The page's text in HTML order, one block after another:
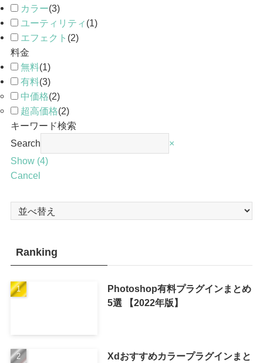
カラー(3)
ユーティリティ (1)
エフェクト (2)
料金
無料(1)
有料(3)
中価格(2)
超高価格(2)
キーワード検索
Search
×
Show (4)
Cancel
Ranking
Photoshop有料プラグインまとめ
5選 【2022年版】
Xdおすすめカラープラグインまと